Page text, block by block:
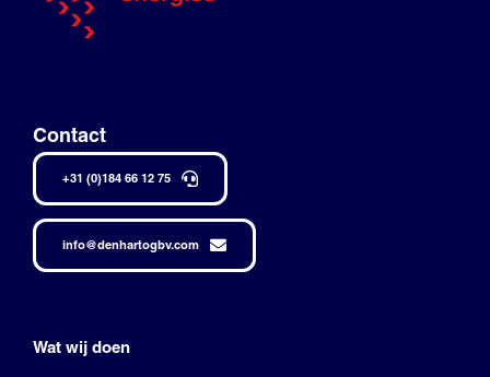
Contact
+31 (0)184 66 12 75
info@denhartogbv.com
Wat wij doen